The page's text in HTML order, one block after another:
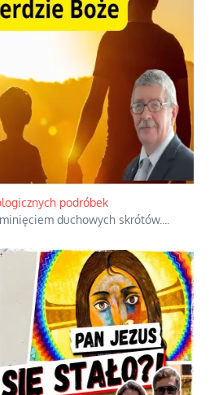
podróbek
duchowych skrótów.